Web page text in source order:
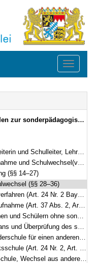
Toggle
11. September 2008 (GVBl. S. 731, ber. S. 907) BayRS 2233-2-1-K (§§ 1–85)
und Schüler, Erziehungsberechtigte, Schulforum (§§ 3–13)
38, 41 bis 43, 49 Abs. 2 Sätze 2 und 3 BayEUG) (§§ 14–36)
(§§ 14–27)
(§§ 28–36)
(Art. 24 Nr. 2 BayEUG)
37 Abs. 2, Art. 41 Abs. 7 BayEUG)
Förderbedarf (Art. 20 Abs. 5, Art. 24 Nr. 3 BayEUG)
des sonderpädagogischen Förderbedarfs
einen anderen Förderschwerpunkt
24 Nr. 2, Art. 41 Abs. 11 BayEUG)
Schülerinnen und Schüler ohne ständigen festen Aufenthalt